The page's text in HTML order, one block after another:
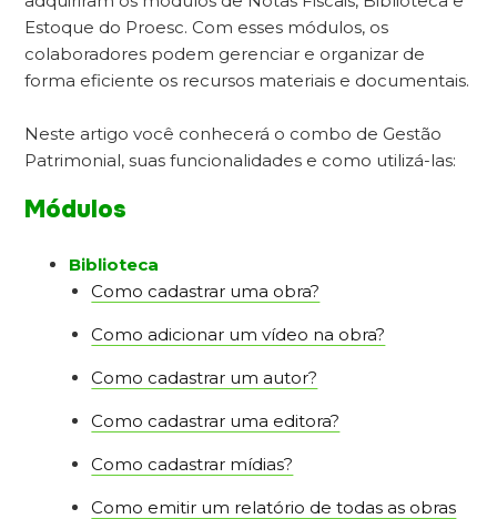
Estoque do Proesc. Com esses módulos, os
colaboradores podem gerenciar e organizar de
forma eficiente os recursos materiais e documentais.
Neste artigo você conhecerá o combo de Gestão
Patrimonial, suas funcionalidades e como utilizá-las:
Módulos
Biblioteca
Como cadastrar uma obra?
Como adicionar um vídeo na obra?
Como cadastrar um autor?
Como cadastrar uma editora?
Como cadastrar mídias?
Como emitir um relatório de todas as obras